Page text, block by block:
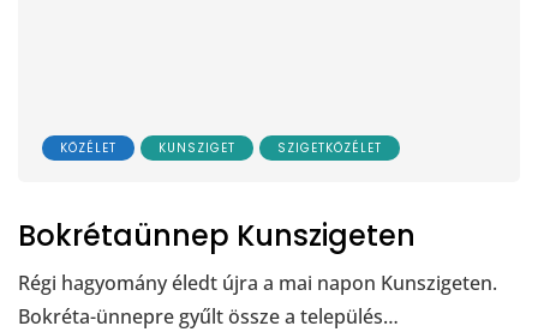
KÖZÉLET KUNSZIGET SZIGETKÖZÉLET
Bokrétaünnep Kunszigeten
Régi hagyomány éledt újra a mai napon Kunszigeten.
Bokréta-ünnepre gyűlt össze a település…